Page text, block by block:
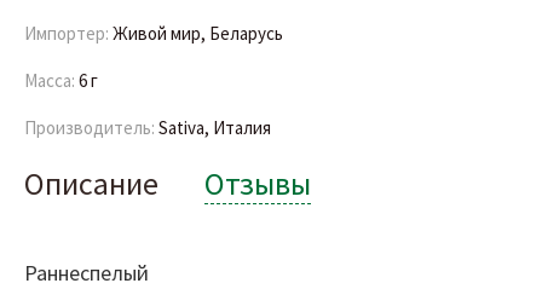
Импортер: Живой мир, Беларусь
Масса: 6 г
Производитель: Sativa, Италия
Описание Отзывы
Раннеспелый